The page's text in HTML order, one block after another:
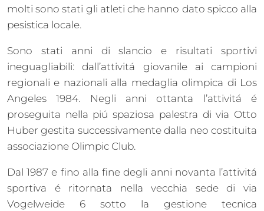
molti sono stati gli atleti che hanno dato spicco alla
pesistica locale.
Sono stati anni di slancio e risultati sportivi
ineguagliabili: dall’attivitá giovanile ai campioni
regionali e nazionali alla medaglia olimpica di Los
Angeles 1984. Negli anni ottanta l’attivitá é
proseguita nella piú spaziosa palestra di via Otto
Huber gestita successivamente dalla neo costituita
associazione Olimpic Club.
Dal 1987 e fino alla fine degli anni novanta l’attivitá
sportiva é ritornata nella vecchia sede di via
Vogelweide 6 sotto la gestione tecnica